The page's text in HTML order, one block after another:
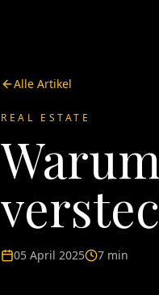
Alle Artikel
REAL ESTATE
05 April 2025 7 min